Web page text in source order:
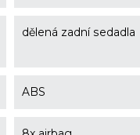
dělená zadní sedadla
ABS